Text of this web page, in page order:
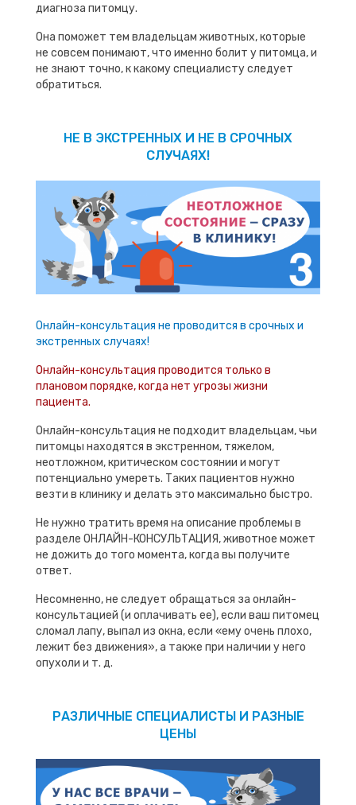
диагноза питомцу.
Она поможет тем владельцам животных, которые
не совсем понимают, что именно болит у питомца, и
не знают точно, к какому специалисту следует
обратиться.
НЕ В ЭКСТРЕННЫХ И НЕ В СРОЧНЫХ
СЛУЧАЯХ!
Онлайн-консультация не проводится в срочных и
экстренных случаях!
Онлайн-консультация проводится только в
плановом порядке, когда нет угрозы жизни
пациента.
Онлайн-консультация не подходит владельцам, чьи
питомцы находятся в экстренном, тяжелом,
неотложном, критическом состоянии и могут
потенциально умереть. Таких пациентов нужно
везти в клинику и делать это максимально быстро.
Не нужно тратить время на описание проблемы в
разделе ОНЛАЙН-КОНСУЛЬТАЦИЯ, животное может
не дожить до того момента, когда вы получите
ответ.
Несомненно, не следует обращаться за онлайн-
консультацией (и оплачивать ее), если ваш питомец
сломал лапу, выпал из окна, если «ему очень плохо,
лежит без движения», а также при наличии у него
опухоли и т. д.
РАЗЛИЧНЫЕ СПЕЦИАЛИСТЫ И РАЗНЫЕ
ЦЕНЫ